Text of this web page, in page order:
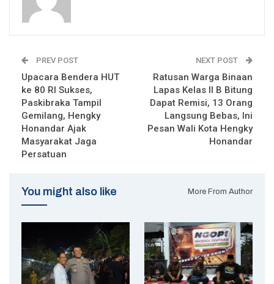
PREV POST
Upacara Bendera HUT
ke 80 RI Sukses,
Paskibraka Tampil
Gemilang, Hengky
Honandar Ajak
Masyarakat Jaga
Persatuan
NEXT POST
Ratusan Warga Binaan
Lapas Kelas II B Bitung
Dapat Remisi, 13 Orang
Langsung Bebas, Ini
Pesan Wali Kota Hengky
Honandar
You might also like More From Author